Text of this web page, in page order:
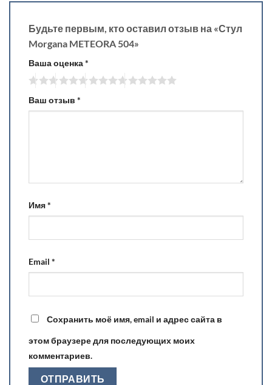
Будьте первым, кто оставил отзыв на «Стул
Morgana METEORA 504»
Ваша оценка*
Ваш отзыв *
Имя*
Email *
Сохранить моё имя, email и адрес сайта в
этом браузере для последующих моих
комментариев.